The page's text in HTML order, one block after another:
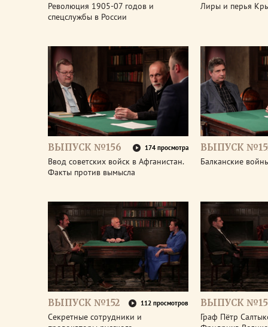
Революция 1905-07 годов и
спецслужбы в России
Лиры и перья
ВЫПУСК №156 174 просмотра
Ввод советских войск в Афганистан.
Факты против вымысла
ВЫПУСК
Балканские
ВЫПУСК №152 112 просмотров
Секретные сотрудники и
ВЫПУСК
Граф Пётр